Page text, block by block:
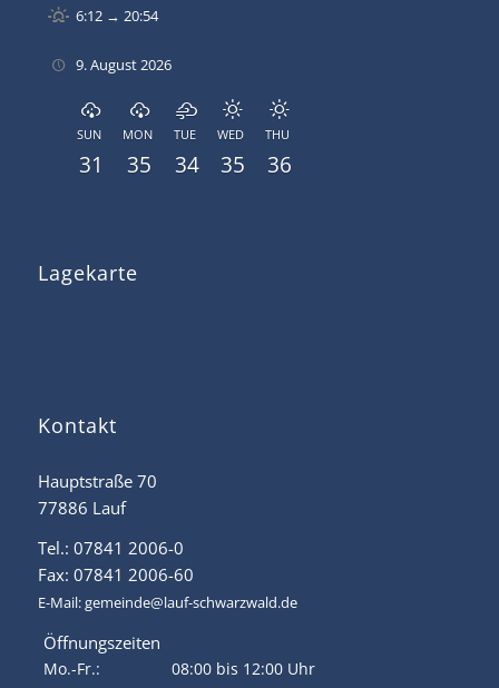
6:12 → 20:54
9. August 2026
SUN
31
MON
35
TUE
34
WED
35
THU
36
Lagekarte
Kontakt
Hauptstraße 70
77886 Lauf
Tel.: 07841 2006-0
Fax: 07841 2006-60
E-Mail:gemeinde@lauf-schwarzwald.de
Öffnungszeiten
Mo.-Fr.:
08:00 bis 12:00 Uhr